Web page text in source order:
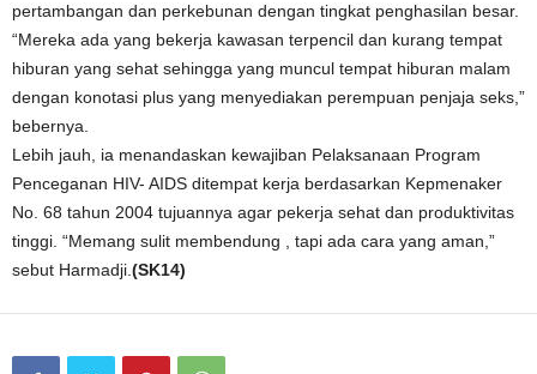
pertambangan dan perkebunan dengan tingkat penghasilan besar.
“Mereka ada yang bekerja kawasan terpencil dan kurang tempat
hiburan yang sehat sehingga yang muncul tempat hiburan malam
dengan konotasi plus yang menyediakan perempuan penjaja seks,”
bebernya.
Lebih jauh, ia menandaskan kewajiban Pelaksanaan Program
Penceganan HIV- AIDS ditempat kerja berdasarkan Kepmenaker
No. 68 tahun 2004 tujuannya agar pekerja sehat dan produktivitas
tinggi. “Memang sulit membendung , tapi ada cara yang aman,”
sebut Harmadji. (SK14)